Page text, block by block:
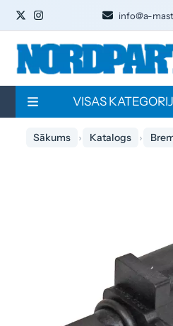
info@a-
VISAS
Sākums Katalogs